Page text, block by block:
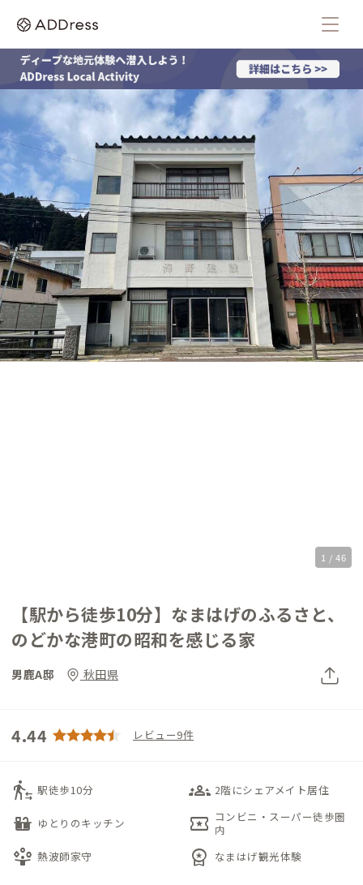
1 / 46
【駅から徒歩10分】なまはげのふるさと、
のどかな港町の昭和を感じる家
男鹿A邸 秋田県
4.44 レビュー9件
transfer_within_a_station 駅徒歩10分 groups_3 2階にシェアメイト居住
countertops ゆとりのキッチン local_activity コンビニ・スーパー徒歩圏
内
person_play 熱波師家守 workspace_premium なまはげ観光体験